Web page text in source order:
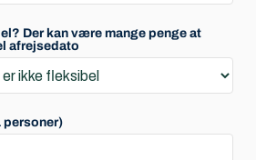
Der kan være mange penge at
afrejsedato
personer)